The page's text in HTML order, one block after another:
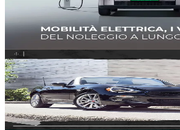
galdieri rent#auto nuove
30 lug
5min
Generale
Fiat 124 Spider, il ‘fugace’
#galdieri rent, auto nuove, auto usate,
28 lug
3min